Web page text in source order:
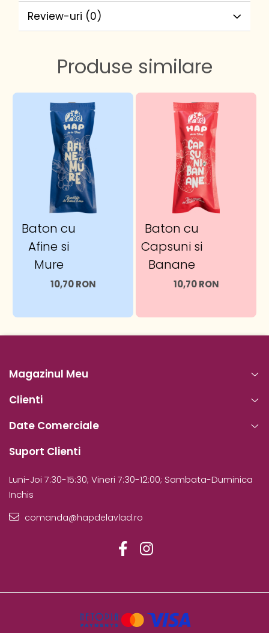
Review-uri (0)
Produse similare
Baton cu
Afine si
Mure
10,70 RON
Baton cu
Capsuni si
Banane
10,70 RON
Magazinul Meu
Clienti
Date Comerciale
Suport Clienti
Luni-Joi 7:30-15:30; Vineri 7:30-12:00; Sambata-Duminica
Inchis
comanda@hapdelavlad.ro